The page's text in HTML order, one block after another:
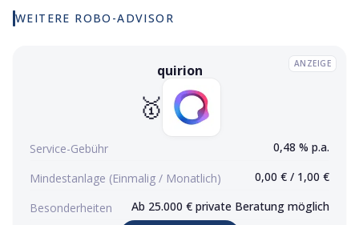
WEITERE ROBO-ADVISOR
Konto eröffnen (Werbelink) ANZEIGE
quirion
🥇
Service-Gebühr 0,48 % p.a.
Mindestanlage (Einmalig / Monatlich) 0,00 € / 1,00 €
Besonderheiten
Ab 25.000 € private Beratung möglich